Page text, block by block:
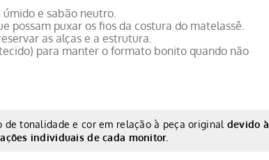
e sabão neutro.
possam puxar os fios da costura do matelassê.
as alças e a estrutura.
para manter o formato bonito quando não
tonalidade e cor em relação à peça original devido à
individuais de cada monitor.